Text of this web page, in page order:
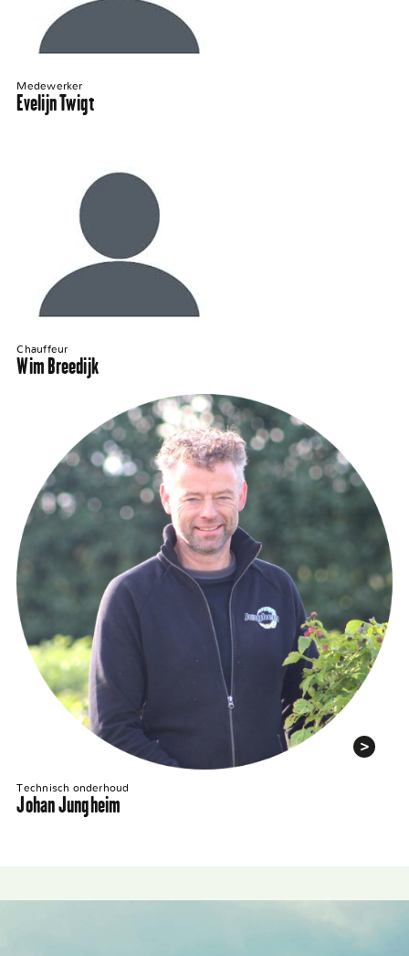
Medewerker
Evelijn Twigt
Chauffeur
Wim Breedijk
Technisch onderhoud
Johan Jungheim